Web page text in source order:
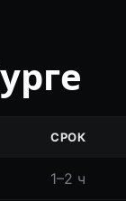
СРОК
1–2 ч